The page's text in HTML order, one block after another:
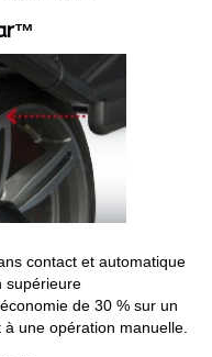
contact et automatique
supérieure
de 30 % sur un
une opération manuelle.